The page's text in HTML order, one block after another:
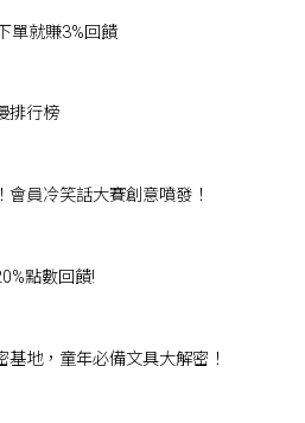
單就賺3%回饋
排行榜
員冷笑話大賽創意噴發！
點數回饋!
地，童年必備文具大解密！